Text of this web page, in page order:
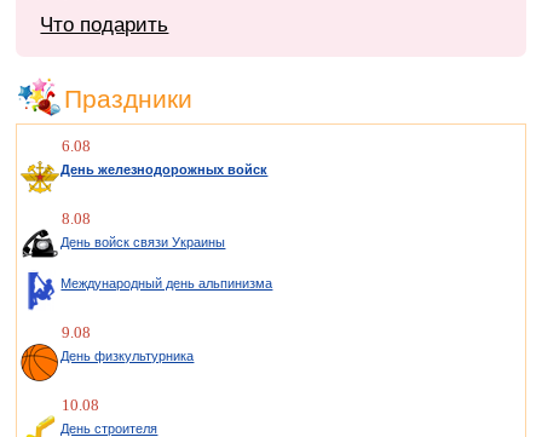
Что подарить
Праздники
6.08
День железнодорожных войск
8.08
День войск связи Украины
Международный день альпинизма
9.08
День физкультурника
10.08
День строителя